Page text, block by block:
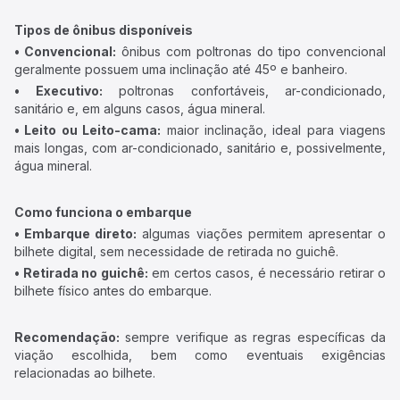
Tipos de ônibus disponíveis
• Convencional: ônibus com poltronas do tipo convencional
geralmente possuem uma inclinação até 45º e banheiro.
• Executivo: poltronas confortáveis, ar-condicionado,
sanitário e, em alguns casos, água mineral.
• Leito ou Leito-cama: maior inclinação, ideal para viagens
mais longas, com ar-condicionado, sanitário e, possivelmente,
água mineral.
Como funciona o embarque
• Embarque direto: algumas viações permitem apresentar o
bilhete digital, sem necessidade de retirada no guichê.
• Retirada no guichê: em certos casos, é necessário retirar o
bilhete físico antes do embarque.
Recomendação: sempre verifique as regras específicas da
viação escolhida, bem como eventuais exigências
relacionadas ao bilhete.